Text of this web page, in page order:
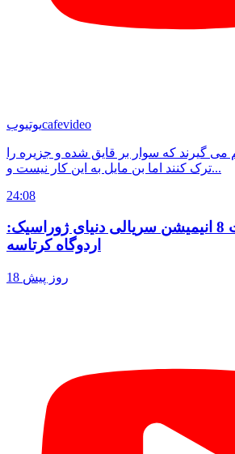
یوتیوبcafevideo
گیرند که سوار بر قایق شده و جزیره را
ترک کنند اما بن مایل به این کار نیست و...
24:08
فصل 3 قسمت 8 انیمیشن سریالی دنیای ژوراسیک:
اردوگاه کرتاسه
18 روز پیش